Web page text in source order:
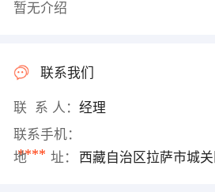
暂无介绍
联系我们
联 系 人： 经理
联系手机：
****
地 址： 西藏自治区拉萨市城